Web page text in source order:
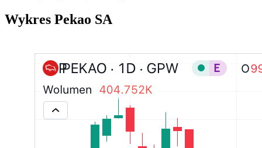
Wykres Pekao SA